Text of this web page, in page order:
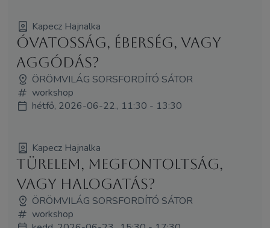
Kapecz Hajnalka
Óvatosság, éberség, vagy
aggódás?
ÖRÖMVILÁG SORSFORDÍTÓ SÁTOR
workshop
hétfő, 2026-06-22., 11:30 - 13:30
Kapecz Hajnalka
Türelem, megfontoltság,
vagy halogatás?
ÖRÖMVILÁG SORSFORDÍTÓ SÁTOR
workshop